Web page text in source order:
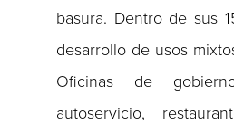
basura. Dentro de sus
desarrollo de usos
Oficinas de
autoservicio,